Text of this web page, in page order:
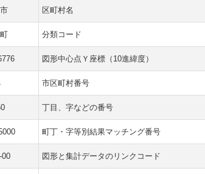
区町村名
分類コード
図形中心点Ｙ座標（10進緯度）
市区町村番号
丁目、字などの番号
町丁・字等別結果マッチング番号
00 図形と集計データのリンクコード